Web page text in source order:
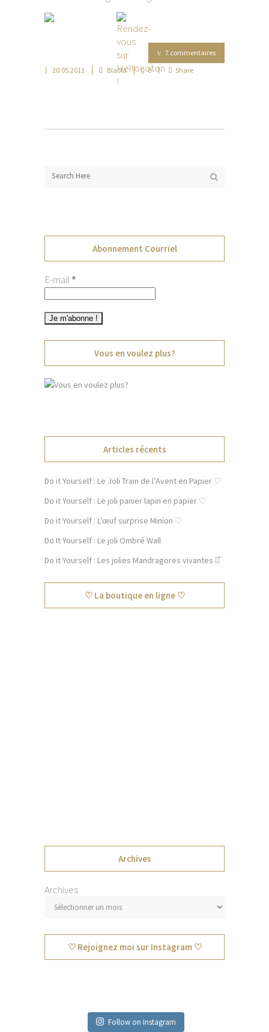
7 commentaires
20.05.2011
Blabla 0 Share
Abonnement Courriel
E-mail*
Vous en voulez plus?
Articles récents
Do it Yourself : Le Joli Train de l’Avent en Papier ♡
Do it Yourself : Le joli panier lapin en papier ♡
Do it Yourself : L’œuf surprise Minion ♡
Do It Yourself : Le joli Ombré Wall
Do it Yourself : Les jolies Mandragores vivantes ⚯͛
♡ La boutique en ligne ♡
Archives
Archives
♡ Rejoignez moi sur Instagram ♡
Follow on Instagram